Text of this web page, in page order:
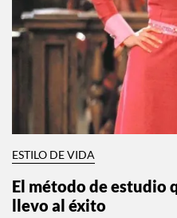
ESTILO DE VIDA
El método de estudio
llevo al éxito